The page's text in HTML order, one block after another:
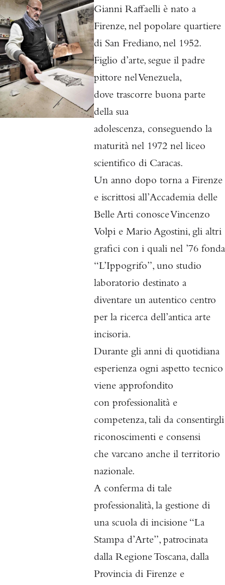
Gianni Raffaelli è nato a
Firenze, nel popolare quartiere
di San Frediano, nel 1952.
Figlio d’arte, segue il padre
pittore nel Venezuela,
dovetrascorre buona parte
della sua
adolescenza, conseguendo la
maturità nel 1972 nel liceo
scientifico di Caracas.
Un anno dopo torna a Firenze
e iscrittosi all’Accademia delle
Belle Arti conosce Vincenzo
Volpi e Mario Agostini, gli altri
grafici con i quali nel ’76 fonda
“L’Ippogrifo”, uno studio
laboratorio destinato a
diventare un autentico centro
per la ricerca dell’antica arte
incisoria.
Durante gli anni di quotidiana
esperienza ogni aspetto tecnico
viene approfondito
con professionalità e
competenza, tali da consentirgli
riconoscimenti e consensi
che varcano anche il territorio
nazionale.
A conferma di tale
professionalità, la gestione di
una scuola di incisione “La
Stampa d’Arte”, patrocinata
dalla Regione Toscana, dalla
Provincia di Firenze e